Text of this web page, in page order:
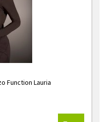
Function Lauria